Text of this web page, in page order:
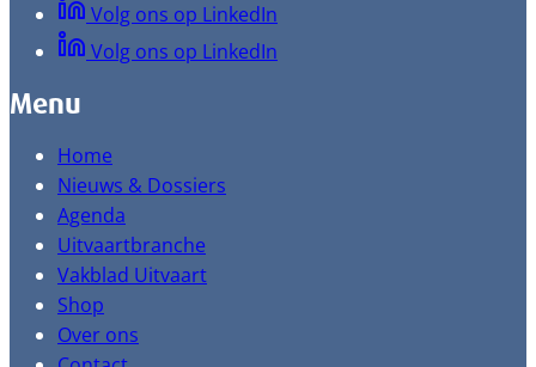
Volg ons op LinkedIn
Volg ons op LinkedIn
Menu
Home
Nieuws & Dossiers
Agenda
Uitvaartbranche
Vakblad Uitvaart
Shop
Over ons